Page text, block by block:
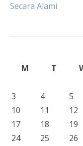
Secara Alami
M
T
3
4 5
10
11 12
17
18 19
24
25 26